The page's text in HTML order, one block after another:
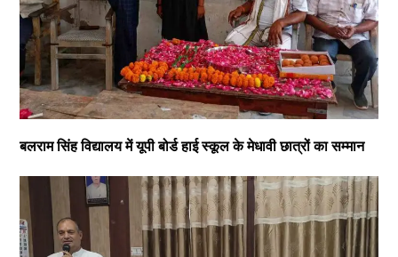
बलराम सिंह विद्यालय में यूपी बोर्ड हाई स्कूल के मेधावी छात्रों का सम्मान